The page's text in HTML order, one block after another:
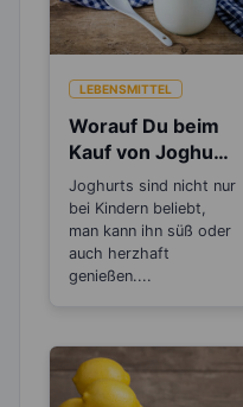
LEBENSMITTEL
Worauf Du beim
Kauf von Joghurt
achten solltest
Joghurts sind nicht nur
bei Kindern beliebt,
man kann ihn süß oder
auch herzhaft
genießen....